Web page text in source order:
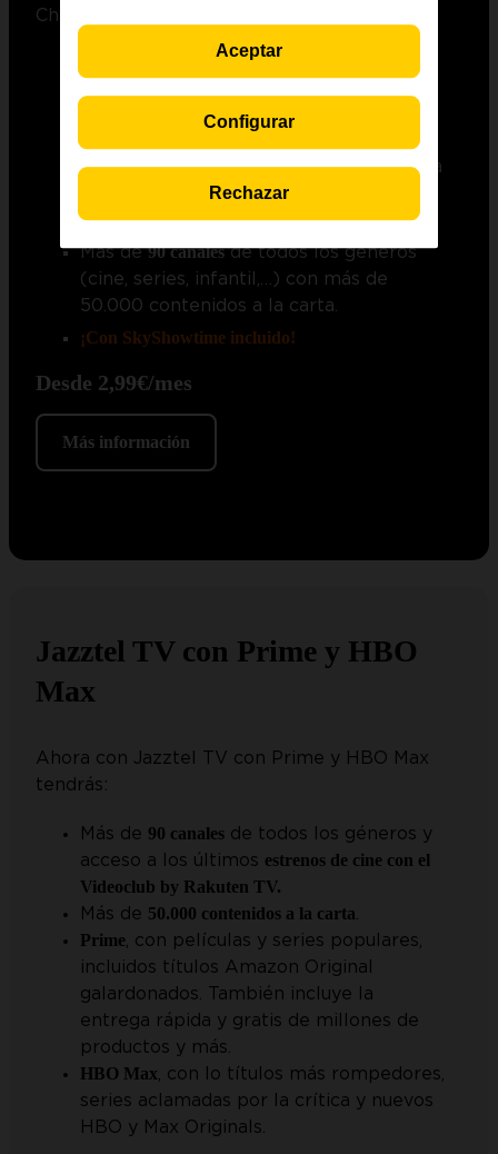
Champions y SkyShowtime
LALIGA EA SPORTS
Champions Leaguecada jornada, 1 de la
y 10 partidos de
laPrimera Federación Versus e-Learningcada
jornada. Además, 1 partido de la
Rey MAPFREpor eliminatoria.
Más de90 canalesde todos los géneros
(cine, series, infantil,…) con más de
50.000 contenidos a la carta.
¡Con SkyShowtime incluido!
Desde 2,99€/mes
Más información
Jazztel TV con Prime y HBO
Max
Ahora con Jazztel TV con Prime y HBO Max
tendrás:
Más de 90 canales de todos los géneros y
acceso a los últimos estrenos de cine con el
Videoclub by Rakuten TV.
Más de 50.000 contenidos a la carta.
Prime, con películas y series populares,
incluidos títulos Amazon Original
galardonados. También incluye la
entrega rápida y gratis de millones de
productos y más.
HBO Max, con lo títulos más rompedores,
series aclamadas por la crítica y nuevos
HBO y Max Originals.
Configurar
Rechazar
Aceptar